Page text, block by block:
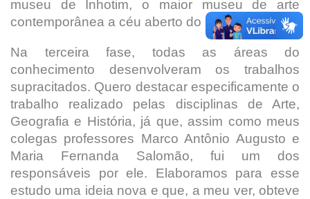
museu de Inhotim, o maior museu de arte
contemporânea a céu aberto do mundo.
Na terceira fase, todas as áreas do
conhecimento desenvolveram os trabalhos
supracitados. Quero destacar especificamente o
trabalho realizado pelas disciplinas de Arte,
Geografia e História, já que, assim como meus
colegas professores Marco Antônio Augusto e
Maria Fernanda Salomão, fui um dos
responsáveis por ele. Elaboramos para esse
estudo uma ideia nova e que, a meu ver, obteve